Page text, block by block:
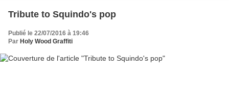
Tribute to Squindo's pop
Publié le 22/07/2016 à 19:46
Par Holy Wood Graffiti